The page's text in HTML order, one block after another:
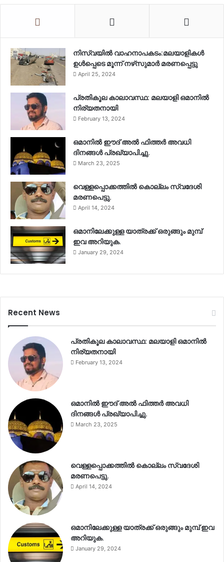
നിസ്‌വയിൽ വാഹനാപകടം:മലയാളികള്‍
ഉള്‍പ്പെടെ മൂന്ന് നഴ്‌സുമാര്‍ മരണപ്പെട്ടു
April 25, 2024
പ്രതികൂല കാലാവസ്ഥ: മലയാളി ഒമാനിൽ
നിര്യതനായി
February 13, 2024
ഒമാനിൽ ഈദ് അൽ ഫിത്തർ അവധി
ദിനങ്ങൾ പ്രഖ്യാപിച്ചു.
March 23, 2025
വെള്ളപ്പൊക്കത്തിൽ കൊല്ലം സ്വദേശി
മരണപെട്ടു.
April 14, 2024
ഒമാനിലേക്കുള്ള യാത്രക്ക് ഒരുങ്ങും മുമ്പ്
ഇവ അറിയുക.
January 29, 2024
Recent News
പ്രതികൂല കാലാവസ്ഥ: മലയാളി ഒമാനിൽ
നിര്യതനായി
February 13, 2024
ഒമാനിൽ ഈദ് അൽ ഫിത്തർ അവധി
ദിനങ്ങൾ പ്രഖ്യാപിച്ചു.
March 23, 2025
വെള്ളപ്പൊക്കത്തിൽ കൊല്ലം സ്വദേശി
മരണപെട്ടു.
April 14, 2024
ഒമാനിലേക്കുള്ള യാത്രക്ക് ഒരുങ്ങും മുമ്പ് ഇവ
അറിയുക.
January 29, 2024